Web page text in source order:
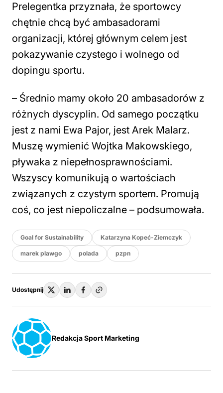
Prelegentka przyznała, że sportowcy
chętnie chcą być ambasadorami
organizacji, której głównym celem jest
pokazywanie czystego i wolnego od
dopingu sportu.
– Średnio mamy około 20 ambasadorów z
różnych dyscyplin. Od samego początku
jest z nami Ewa Pajor, jest Arek Malarz.
Muszę wymienić Wojtka Makowskiego,
pływaka z niepełnosprawnościami.
Wszyscy komunikują o wartościach
związanych z czystym sportem. Promują
coś, co jest niepoliczalne – podsumowała.
Goal for Sustainability Katarzyna Kopeć-Ziemczyk
marek plawgo polada pzpn
Udostępnij
Redakcja Sport Marketing